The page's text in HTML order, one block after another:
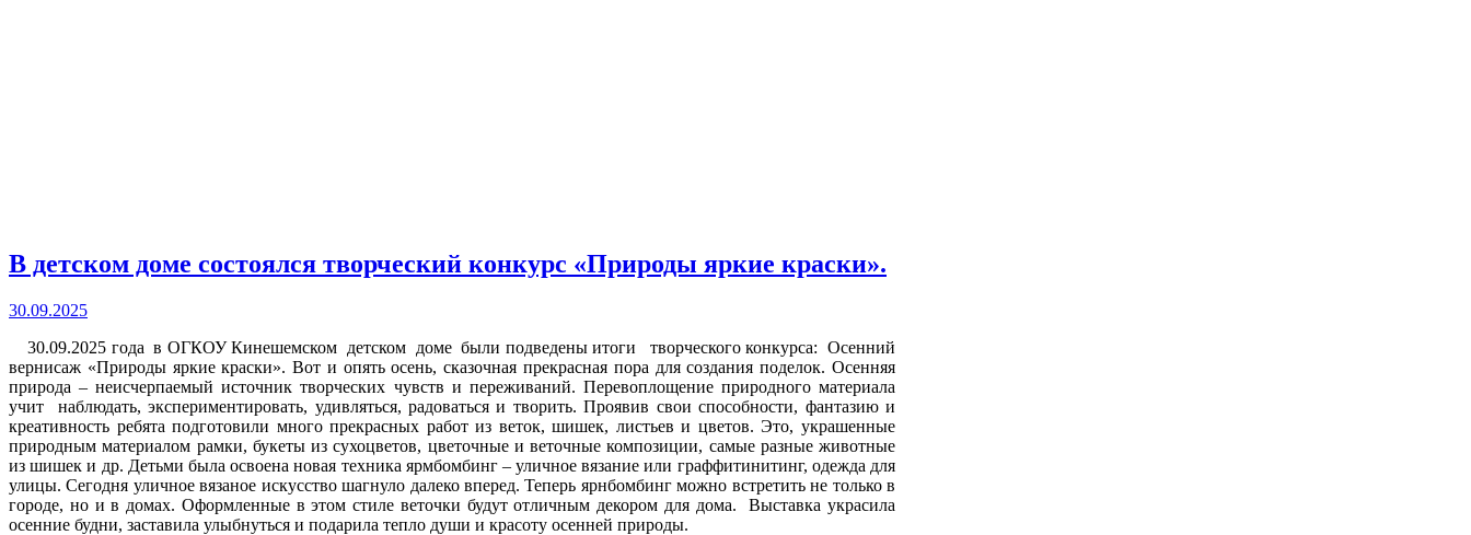
В детском доме состоялся творческий конкурс «Природы яркие краски».
30.09.2025
30.09.2025 года в ОГКОУ Кинешемском детском доме были подведены итоги творческого конкурса: Осенний
вернисаж «Природы яркие краски». Вот и опять осень, сказочная прекрасная пора для создания поделок. Осенняя
природа – неисчерпаемый источник творческих чувств и переживаний. Перевоплощение природного материала
учит наблюдать, экспериментировать, удивляться, радоваться и творить. Проявив свои способности, фантазию и
креативность ребята подготовили много прекрасных работ из веток, шишек, листьев и цветов. Это, украшенные
природным материалом рамки, букеты из сухоцветов, цветочные и веточные композиции, самые разные животные
из шишек и др. Детьми была освоена новая техника ярмбомбинг – уличное вязание или граффитинитинг, одежда для
улицы. Сегодня уличное вязаное искусство шагнуло далеко вперед. Теперь ярнбомбинг можно встретить не только в
городе, но и в домах. Оформленные в этом стиле веточки будут отличным декором для дома. Выставка украсила
осенние будни, заставила улыбнуться и подарила тепло души и красоту осенней природы.